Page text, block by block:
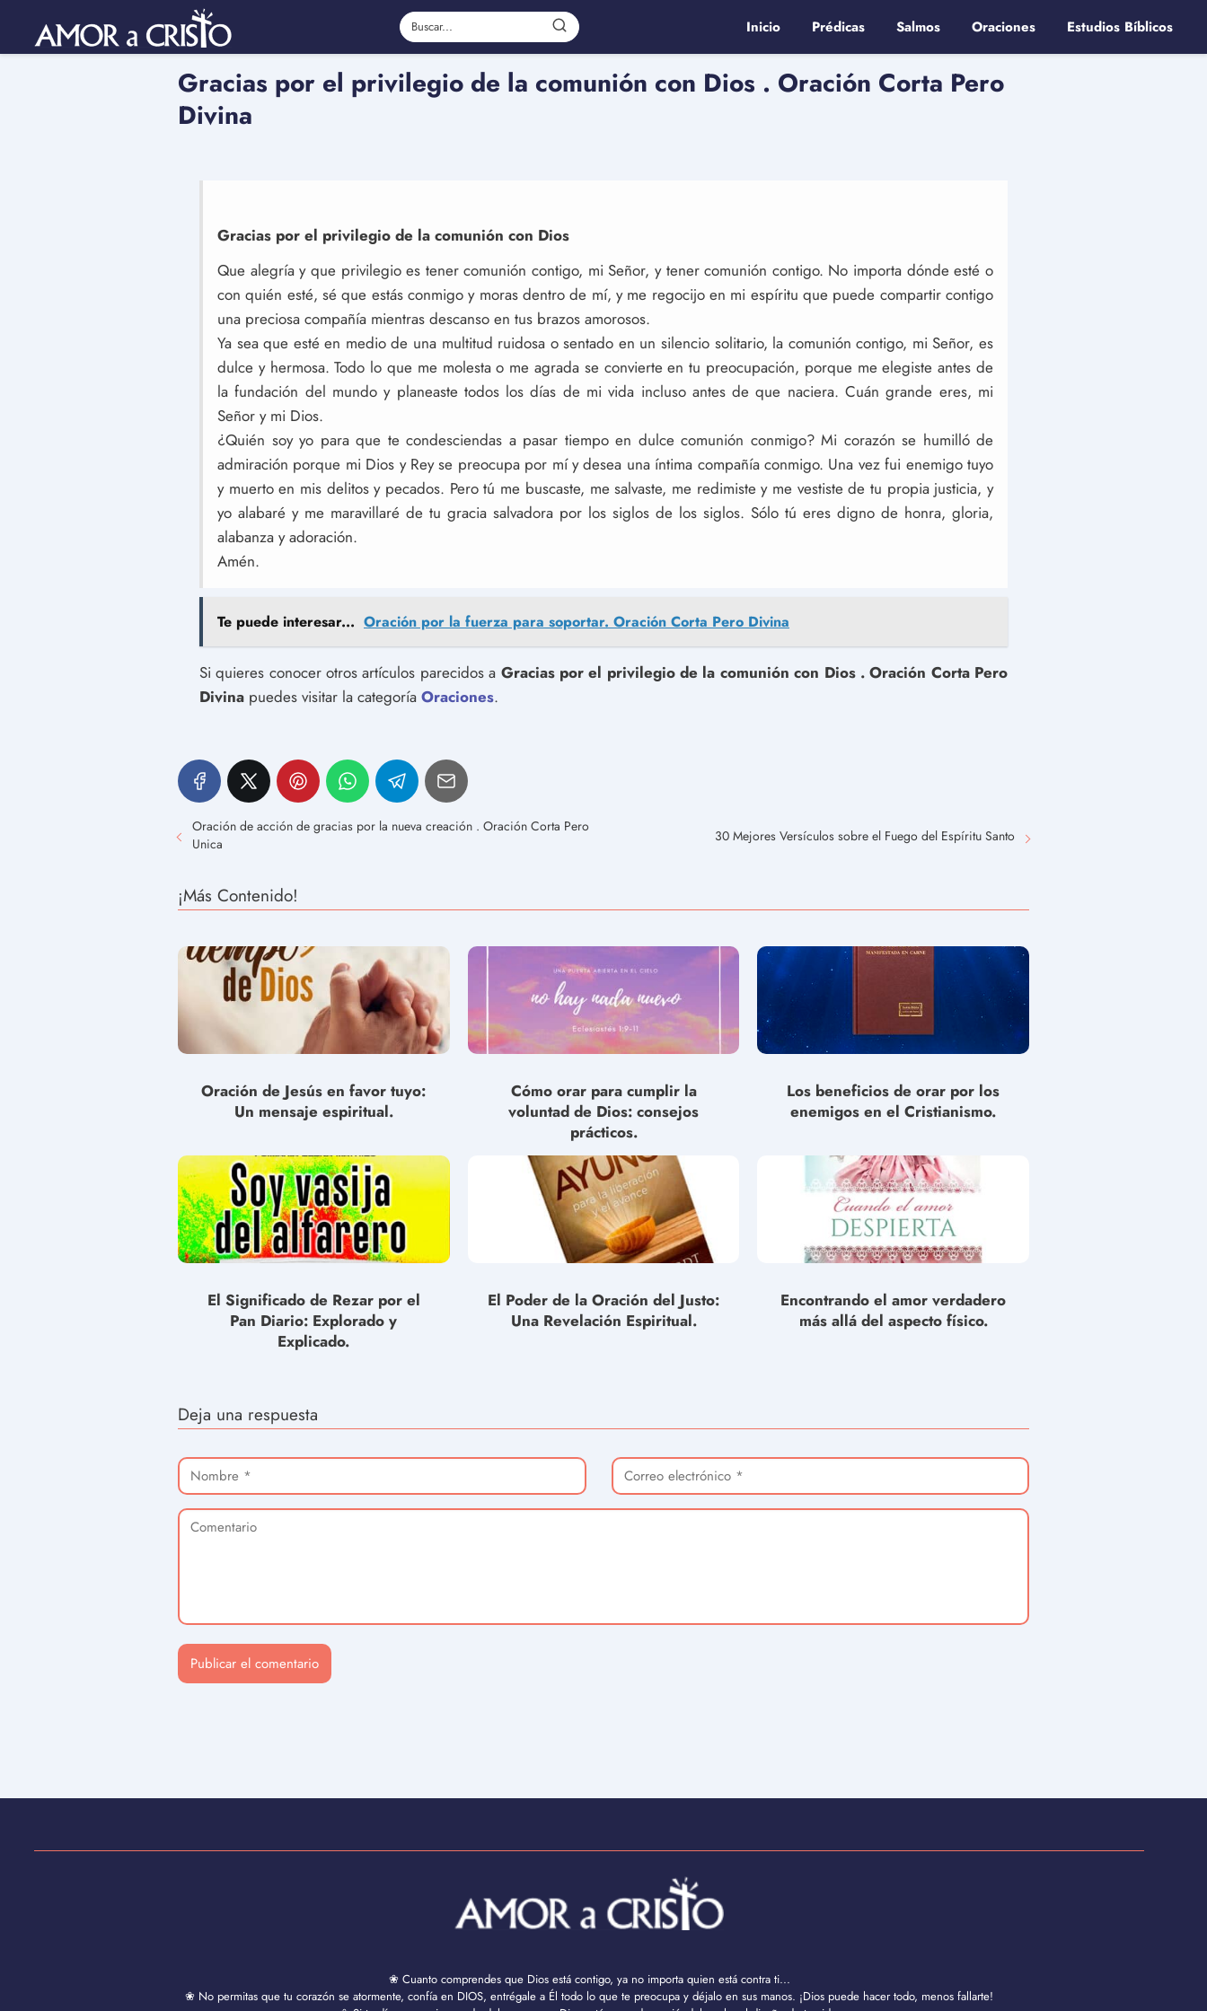
Inicio Prédicas Salmos Oraciones Estudios Bíblicos
Gracias por el privilegio de la comunión con Dios . Oración Corta Pero
Divina
Gracias por el privilegio de la comunión con Dios
Que alegría y que privilegio es tener comunión contigo, mi Señor, y tener comunión contigo. No importa dónde esté o
con quién esté, sé que estás conmigo y moras dentro de mí, y me regocijo en mi espíritu que puede compartir contigo
una preciosa compañía mientras descanso en tus brazos amorosos.
Ya sea que esté en medio de una multitud ruidosa o sentado en un silencio solitario, la comunión contigo, mi Señor, es
dulce y hermosa. Todo lo que me molesta o me agrada se convierte en tu preocupación, porque me elegiste antes de
la fundación del mundo y planeaste todos los días de mi vida incluso antes de que naciera. Cuán grande eres, mi
Señor y mi Dios.
¿Quién soy yo para que te condesciendas a pasar tiempo en dulce comunión conmigo? Mi corazón se humilló de
admiración porque mi Dios y Rey se preocupa por mí y desea una íntima compañía conmigo. Una vez fui enemigo tuyo
y muerto en mis delitos y pecados. Pero tú me buscaste, me salvaste, me redimiste y me vestiste de tu propia justicia, y
yo alabaré y me maravillaré de tu gracia salvadora por los siglos de los siglos. Sólo tú eres digno de honra, gloria,
alabanza y adoración.
Amén.
Te puede interesar... Oración por la fuerza para soportar. Oración Corta Pero Divina
Si quieres conocer otros artículos parecidos a Gracias por el privilegio de la comunión con Dios . Oración Corta Pero
Divina puedes visitar la categoría Oraciones.
Oración de acción de gracias por la nueva creación . Oración Corta Pero
Unica
30 Mejores Versículos sobre el Fuego del Espíritu Santo
¡Más Contenido!
Oración de Jesús en favor tuyo:
Un mensaje espiritual.
Cómo orar para cumplir la
voluntad de Dios: consejos
prácticos.
Los beneficios de orar por los
enemigos en el Cristianismo.
El Significado de Rezar por el
Pan Diario: Explorado y
Explicado.
El Poder de la Oración del Justo:
Una Revelación Espiritual.
Encontrando el amor verdadero
más allá del aspecto físico.
Deja una respuesta
❀ Cuanto comprendes que Dios está contigo, ya no importa quien está contra ti...
❀ No permitas que tu corazón se atormente, confía en DIOS, entrégale a Él todo lo que te preocupa y déjalo en sus manos. ¡Dios puede hacer todo, menos fallarte!